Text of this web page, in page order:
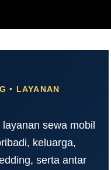
• LAYANAN
sewa mobil
keluarga,
serta antar